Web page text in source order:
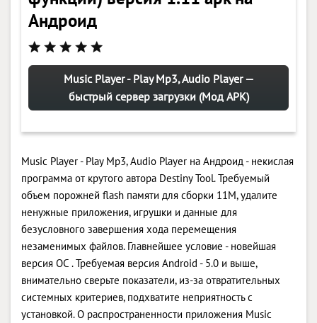
Андроид
Music Player - Play Mp3, Audio Player —
быстрый сервер загрузки (Мод APK)
Music Player - Play Mp3, Audio Player на Андроид - некислая
программа от крутого автора Destiny Tool. Требуемый
объем порожней flash памяти для сборки 11M, удалите
ненужные приложения, игрушки и данные для
безусловного завершения хода перемещения
незаменимых файлов. Главнейшее условие - новейшая
версия ОС . Требуемая версия Android - 5.0 и выше,
внимательно сверьте показатели, из-за отвратительных
системных критериев, подхватите неприятность с
установкой. О распространенности приложения Music